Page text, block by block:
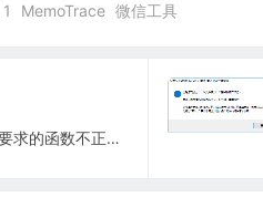
1 MemoTrace 微信工具
远程桌面，身份验证错误：要求的函数不正确等解决办法